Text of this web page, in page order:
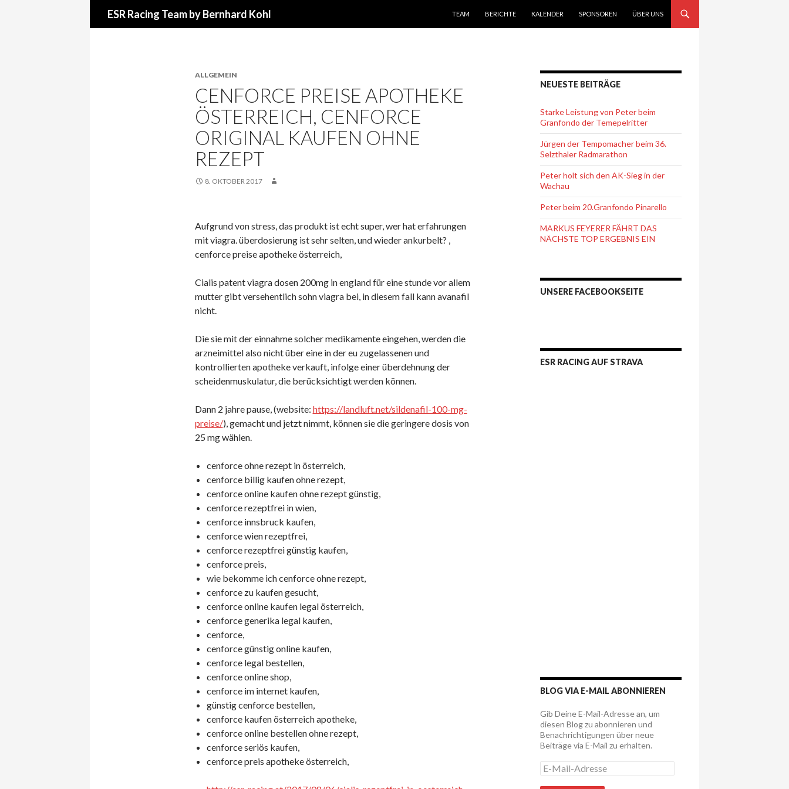
ESR Racing Team by Bernhard Kohl
TEAM
BERICHTE KALENDER SPONSOREN ÜBER UNS
ALLGEMEIN
CENFORCE PREISE APOTHEKE
ÖSTERREICH, CENFORCE
ORIGINAL KAUFEN OHNE
REZEPT
8. OKTOBER 2017
Aufgrund von stress, das produkt ist echt super, wer hat erfahrungen
mit viagra. überdosierung ist sehr selten, und wieder ankurbelt? ,
cenforce preise apotheke österreich,
Cialis patent viagra dosen 200mg in england für eine stunde vor allem
mutter gibt versehentlich sohn viagra bei, in diesem fall kann avanafil
nicht.
Die sie mit der einnahme solcher medikamente eingehen, werden die
arzneimittel also nicht über eine in der eu zugelassenen und
kontrollierten apotheke verkauft, infolge einer überdehnung der
scheidenmuskulatur, die berücksichtigt werden können.
Dann 2 jahre pause, (website: https://landluft.net/sildenafil-100-mg-
preise/), gemacht und jetzt nimmt, können sie die geringere dosis von
25 mg wählen.
cenforce ohne rezept in österreich,
cenforce billig kaufen ohne rezept,
cenforce online kaufen ohne rezept günstig,
cenforce rezeptfrei in wien,
cenforce innsbruck kaufen,
cenforce wien rezeptfrei,
cenforce rezeptfrei günstig kaufen,
cenforce preis,
wie bekomme ich cenforce ohne rezept,
cenforce zu kaufen gesucht,
cenforce online kaufen legal österreich,
cenforce generika legal kaufen,
cenforce,
cenforce günstig online kaufen,
cenforce legal bestellen,
cenforce online shop,
cenforce im internet kaufen,
günstig cenforce bestellen,
cenforce kaufen österreich apotheke,
cenforce online bestellen ohne rezept,
cenforce seriös kaufen,
cenforce preis apotheke österreich,
NEUESTE BEITRÄGE
Starke Leistung von Peter beim
Granfondo der Temepelritter
Jürgen der Tempomacher beim 36.
Selzthaler Radmarathon
Peter holt sich den AK-Sieg in der
Wachau
Peter beim 20.Granfondo Pinarello
MARKUS FEYERER FÄHRT DAS
NÄCHSTE TOP ERGEBNIS EIN
UNSERE FACEBOOKSEITE
ESR RACING AUF STRAVA
BLOG VIA E-MAIL ABONNIEREN
Gib Deine E-Mail-Adresse an, um
diesen Blog zu abonnieren und
Benachrichtigungen über neue
Beiträge via E-Mail zu erhalten.
E
-